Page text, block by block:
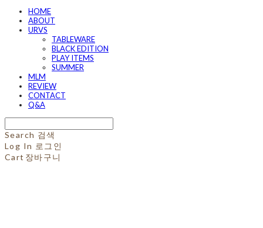
HOME
ABOUT
URVS
TABLEWARE
BLACK EDITION
PLAY ITEMS
SUMMER
MLM
REVIEW
CONTACT
Q&A
Search 검색
Log In 로그인
Cart 장바구니